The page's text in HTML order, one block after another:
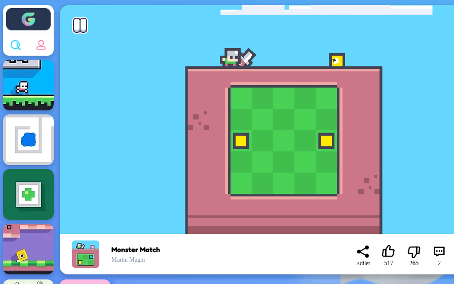
Enjoy4fun
Monster Match
Martin Magni
sdílet 517 265 2